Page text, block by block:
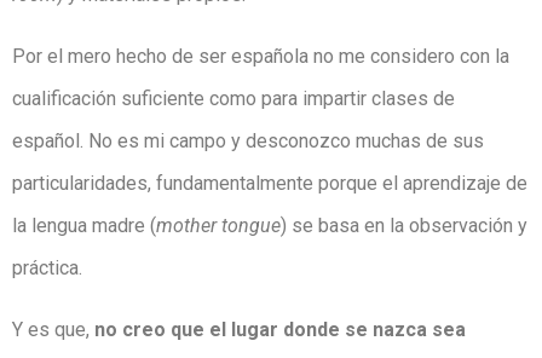
Por el mero hecho de ser española no me considero con la
cualificación suficiente como para impartir clases de
español. No es mi campo y desconozco muchas de sus
particularidades, fundamentalmente porque el aprendizaje de
la lengua madre (mother tongue) se basa en la observación y
práctica.
Y es que, no creo que el lugar donde se nazca sea